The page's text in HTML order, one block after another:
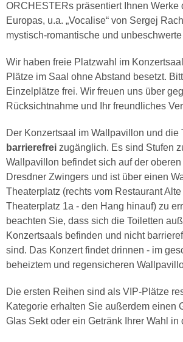
ORCHESTERs präsentiert Ihnen Werke
Europas, u.a. „Vocalise“ von Sergej
mystisch-romantische und
Wir haben freie Platzwahl im
Plätze im Saal ohne Abstand besetzt.
Einzelplätze frei. Wir freuen uns über
Rücksichtnahme und Ihr freundliches
Der Konzertsaal im Wallpavillon und die
barrierefrei zugänglich. Es sind Stufen
Wallpavillon befindet sich auf der
Dresdner Zwingers und ist über einen
Theaterplatz (rechts vom Restaurant
Theaterplatz 1a - den Hang hinauf) zu
beachten Sie, dass sich die Toiletten
Konzertsaals befinden und nicht
sind. Das Konzert findet drinnen - im
beheiztem und regensicheren
Die ersten Reihen sind als VIP-Plätze
Kategorie erhalten Sie außerdem einen
Glas Sekt oder ein Getränk Ihrer Wahl in